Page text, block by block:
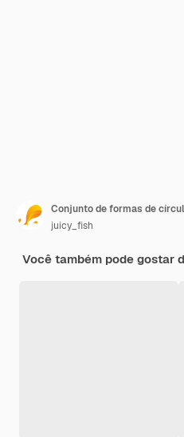
Conjunto de formas de
juicy_fish
Você também pode gostar